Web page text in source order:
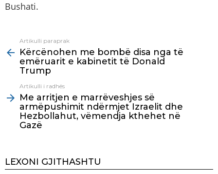
Bushati.
more
Artikulli paraprak
Kërcënohen me bombë disa nga të
emëruarit e kabinetit të Donald
Trump
Artikulli i radhës
Me arritjen e marrëveshjes së
armëpushimit ndërmjet Izraelit dhe
Hezbollahut, vëmendja kthehet në
Gazë
LEXONI GJITHASHTU